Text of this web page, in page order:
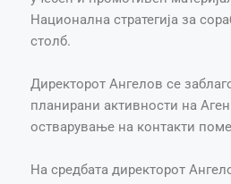
Национална стратегија за
столб.
Директорот Ангелов се
планирани активности на
остварување на контакти
На средбата директорот